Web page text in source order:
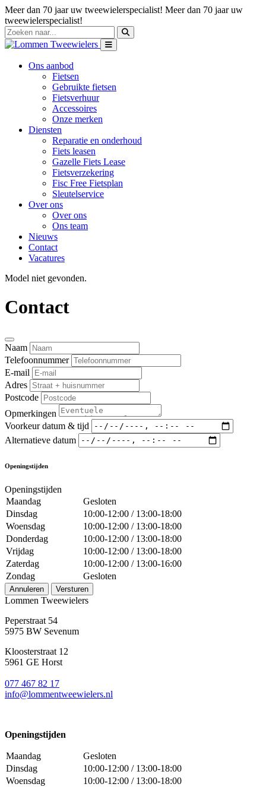
Meer dan 70 jaar uw tweewielerspecialist! Meer dan 70 jaar uw
tweewielerspecialist!
Ons aanbod
Fietsen
Gebruikte fietsen
Fietsverhuur
Accessoires
Onze merken
Diensten
Reparatie en onderhoud
Fiets leasen
Gazelle Fiets Lease
Fietsverzekering
Fisc Free Fietsplan
Sleutelservice
Over ons
Over ons
Ons team
Nieuws
Contact
Vacatures
Model niet gevonden.
Contact
Naam
Telefoonnummer
E-mail
Adres
Postcode
Opmerkingen
Voorkeur datum & tijd
Alternatieve datum
Openingstijden
Openingstijden
Maandag
Gesloten
Dinsdag
10:00-12:00 / 13:00-18:00
Woensdag
10:00-12:00 / 13:00-18:00
Donderdag
10:00-12:00 / 13:00-18:00
Vrijdag
10:00-12:00 / 13:00-18:00
Zaterdag
10:00-12:00 / 13:00-16:00
Zondag
Gesloten
Annuleren Versturen
Lommen Tweewielers
Peperstraat 54
5975 BW Sevenum
Kloosterstraat 12
5961 GE Horst
077 467 82 17
info@lommentweewielers.nl
Openingstijden
Maandag
Gesloten
Dinsdag
10:00-12:00 / 13:00-18:00
Woensdag
10:00-12:00 / 13:00-18:00